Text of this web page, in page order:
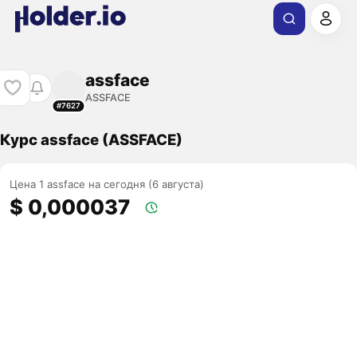
#7627
assface
ASSFACE
Курс assface (ASSFACE)
Цена 1 assface на сегодня (6 августа)
$ 0,000037